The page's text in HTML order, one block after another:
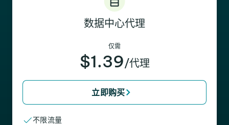
数据中心代理
仅需
$1.39/代理
立即购买
不限流量